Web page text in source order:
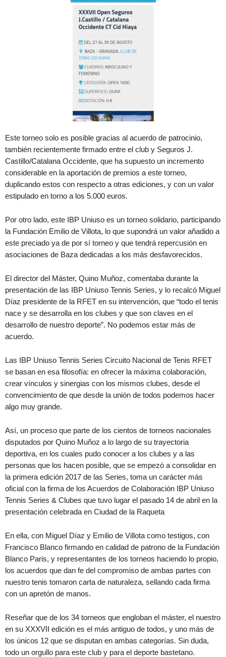
Este torneo solo es posible gracias al acuerdo de patrocinio,
también recientemente firmado entre el club y Seguros J.
Castillo/Catalana Occidente, que ha supuesto un incremento
considerable en la aportación de premios a este torneo,
duplicando estos con respecto a otras ediciones, y con un valor
estipulado en torno a los 5.000 euros.
Por otro lado, este IBP Uniuso es un torneo solidario, participando
la Fundación Emilio de Villota, lo que supondrá un valor añadido a
este preciado ya de por sí torneo y que tendrá repercusión en
asociaciones de Baza dedicadas a los más desfavorecidos.
El director del Máster, Quino Muñoz, comentaba durante la
presentación de las IBP Uniuso Tennis Series, y lo recalcó Miguel
Díaz presidente de la RFET en su intervención, que “todo el tenis
nace y se desarrolla en los clubes y que son claves en el
desarrollo de nuestro deporte”. No podemos estar más de
acuerdo.
Las IBP Uniuso Tennis Series Circuito Nacional de Tenis RFET
se basan en esa filosofía: en ofrecer la máxima colaboración,
crear vínculos y sinergias con los mismos clubes, desde el
convencimiento de que desde la unión de todos podemos hacer
algo muy grande.
Así, un proceso que parte de los cientos de torneos nacionales
disputados por Quino Muñoz a lo largo de su trayectoria
deportiva, en los cuales pudo conocer a los clubes y a las
personas que los hacen posible, que se empezó a consolidar en
la primera edición 2017 de las Series, toma un carácter más
oficial con la firma de los Acuerdos de Colaboración IBP Uniuso
Tennis Series & Clubes que tuvo lugar el pasado 14 de abril en la
presentación celebrada en Ciudad de la Raqueta
En ella, con Miguel Díaz y Emilio de Villota como testigos, con
Francisco Blanco firmando en calidad de patrono de la Fundación
Blanco Paris, y representantes de los torneos haciendo lo propio,
los acuerdos que dan fe del compromiso de ambas partes con
nuestro tenis tomaron carta de naturaleza, sellando cada firma
con un apretón de manos.
Reseñar que de los 34 torneos que engloban el máster, el nuestro
en su XXXVII edición es el más antiguo de todos, y uno más de
los únicos 12 que se disputan en ambas categorías. Sin duda,
todo un orgullo para este club y para el deporte bastetano.